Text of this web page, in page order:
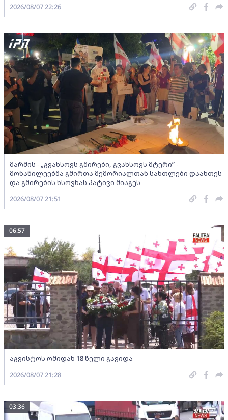
2026/08/07 22:26
მარშის - „გვახსოვს გმირები, გვახსოვს მტერი” -
მონაწილეებმა გმირთა მემორიალთან სანთლები დაანთეს
და გმირების ხსოვნას პატივი მიაგეს
2026/08/07 21:51
აგვისტოს ომიდან 18 წელი გავიდა
06:57
2026/08/07 21:28
03:36